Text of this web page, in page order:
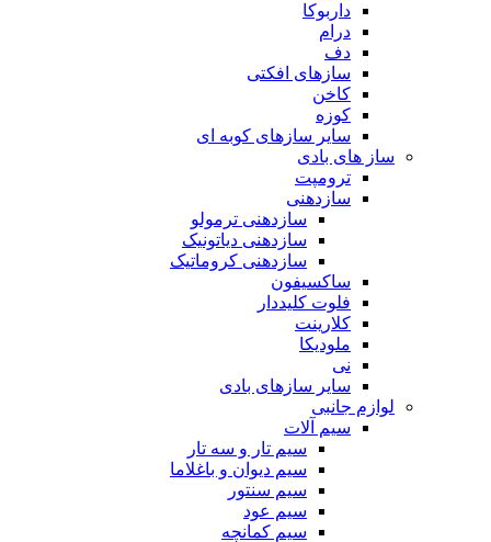
داربوکا
درام
دف
سازهای افکتی
کاخن
کوزه
سایر سازهای کوبه ای
ساز های بادی
ترومپت
سازدهنی
سازدهنی ترمولو
سازدهنی دیاتونیک
سازدهنی کروماتیک
ساکسیفون
فلوت کلیددار
کلارینت
ملودیکا
نی
سایر سازهای بادی
لوازم جانبی
سیم آلات
سیم تار و سه تار
سیم دیوان و باغلاما
سیم سنتور
سیم عود
سیم کمانچه